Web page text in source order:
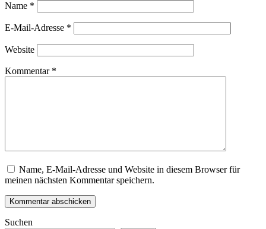
Name *
E-Mail-Adresse *
Website
Kommentar *
Name, E-Mail-Adresse und Website in diesem Browser für
meinen nächsten Kommentar speichern.
Suchen